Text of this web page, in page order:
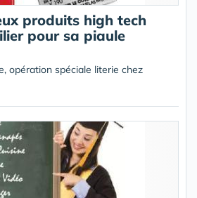
produits high tech
pour sa piaule
opération spéciale literie chez